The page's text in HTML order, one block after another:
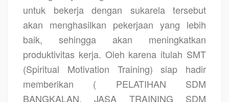
untuk bekerja dengan sukarela tersebut
akan menghasilkan pekerjaan yang lebih
baik, sehingga akan meningkatkan
produktivitas kerja. Oleh karena itulah SMT
(Spiritual Motivation Training) siap hadir
memberikan ( PELATIHAN SDM
BANGKALAN, JASA TRAINING SDM